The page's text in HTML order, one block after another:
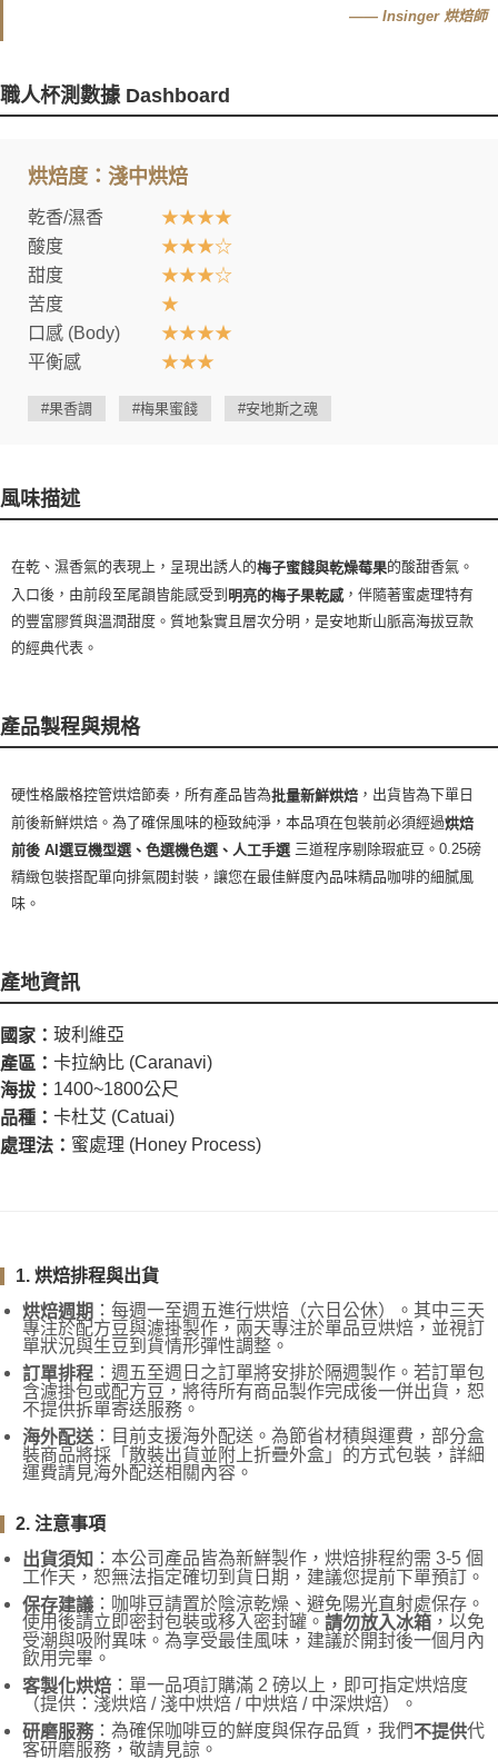
—— Insinger 烘焙師
職人杯測數據 Dashboard
烘焙度：淺中烘焙
乾香/濕香
★★★★
酸度
★★★☆
甜度
★★★☆
苦度
★
口感 (Body)
★★★★
平衡感
★★★
#果香調 #梅果蜜餞 #安地斯之魂
風味描述
在乾、濕香氣的表現上，呈現出誘人的梅子蜜餞與乾燥莓果的酸甜香氣。
入口後，由前段至尾韻皆能感受到明亮的梅子果乾感 ，伴隨著蜜處理特有
的豐富膠質與溫潤甜度。質地紮實且層次分明，是安地斯山脈高海拔豆款
的經典代表。
產品製程與規格
硬性格嚴格控管烘焙節奏，所有產品皆為批量新鮮烘焙 ，出貨皆為下單日
前後新鮮烘焙。為了確保風味的極致純淨，本品項在包裝前必須經過烘焙
前後 AI選豆機型選、色選機色選、人工手選 三道程序剔除瑕疵豆。0.25磅
精緻包裝搭配單向排氣閥封裝，讓您在最佳鮮度內品味精品咖啡的細膩風
味。
產地資訊
國家： 玻利維亞
產區： 卡拉納比 (Caranavi)
海拔： 1400~1800公尺
品種： 卡杜艾 (Catuai)
處理法： 蜜處理 (Honey Process)
1. 烘焙排程與出貨
烘焙週期 ：每週一至週五進行烘焙（六日公休）。其中三天
專注於配方豆與濾掛製作，兩天專注於單品豆烘焙，並視訂
單狀況與生豆到貨情形彈性調整。
訂單排程 ：週五至週日之訂單將安排於隔週製作。若訂單包
含濾掛包或配方豆，將待所有商品製作完成後一併出貨，恕
不提供拆單寄送服務。
海外配送 ：目前支援海外配送。為節省材積與運費，部分盒
裝商品將採「散裝出貨並附上折疊外盒」的方式包裝，詳細
運費請見海外配送相關內容。
2. 注意事項
出貨須知 ：本公司產品皆為新鮮製作，烘焙排程約需 3-5 個
工作天，恕無法指定確切到貨日期，建議您提前下單預訂。
保存建議 ：咖啡豆請置於陰涼乾燥、避免陽光直射處保存。
使用後請立即密封包裝或移入密封罐。 請勿放入冰箱 ，以免
受潮與吸附異味。為享受最佳風味，建議於開封後一個月內
飲用完畢。
客製化烘焙 ：單一品項訂購滿 2 磅以上，即可指定烘焙度
（提供：淺烘焙 / 淺中烘焙 / 中烘焙 / 中深烘焙）。
研磨服務 ：為確保咖啡豆的鮮度與保存品質，我們不提供代
客研磨服務，敬請見諒。